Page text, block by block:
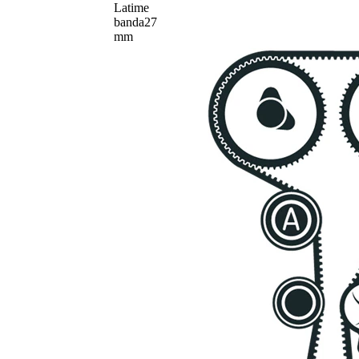
Latime
banda27
mm